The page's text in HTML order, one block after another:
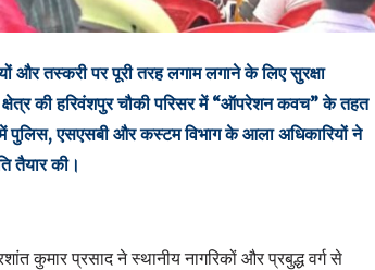
और तस्करी पर पूरी तरह लगाम लगाने के लिए सुरक्षा
की हरिवंशपुर चौकी परिसर में “ऑपरेशन कवच” के तहत
एसएसबी और कस्टम विभाग के आला अधिकारियों ने
तैयार की।
कुमार प्रसाद ने स्थानीय नागरिकों और प्रबुद्ध वर्ग से